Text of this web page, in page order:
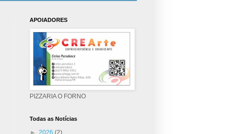
APOIADORES
PIZZARIA O FORNO
Todas as Notícias
► 2026 (2)